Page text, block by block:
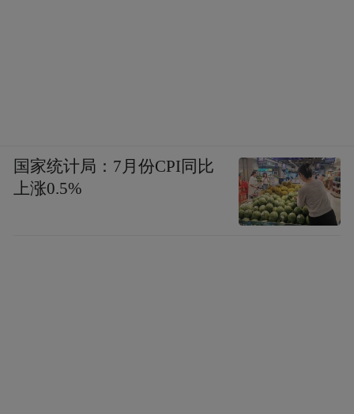
国家统计局：7月份CPI同比
上涨0.5%